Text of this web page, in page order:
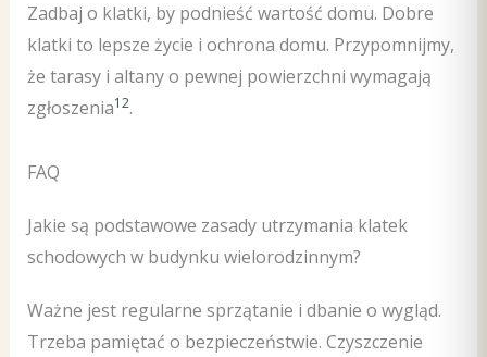
Zadbaj o klatki, by podnieść wartość domu. Dobre
klatki to lepsze życie i ochrona domu. Przypomnijmy,
że tarasy i altany o pewnej powierzchni wymagają
zgłoszenia12.
FAQ
Jakie są podstawowe zasady utrzymania klatek
schodowych w budynku wielorodzinnym?
Ważne jest regularne sprzątanie i dbanie o wygląd.
Trzeba pamiętać o bezpieczeństwie. Czyszczenie